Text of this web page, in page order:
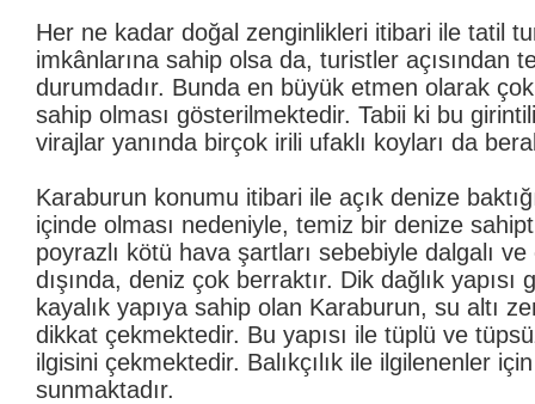
Her ne kadar doğal zenginlikleri itibari ile tatil
imkânlarına sahip olsa da, turistler açısından
durumdadır. Bunda en büyük etmen olarak
sahip olması gösterilmektedir. Tabii ki bu girintili
virajlar yanında birçok irili ufaklı koyları da
Karaburun konumu itibari ile açık denize
içinde olması nedeniyle, temiz bir denize
poyrazlı kötü hava şartları sebebiyle dalgalı ve
dışında, deniz çok berraktır. Dik dağlık
kayalık yapıya sahip olan Karaburun, su altı
dikkat çekmektedir. Bu yapısı ile tüplü ve
ilgisini çekmektedir. Balıkçılık ile ilgilenenler
sunmaktadır.